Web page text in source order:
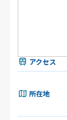
アクセス
所在地